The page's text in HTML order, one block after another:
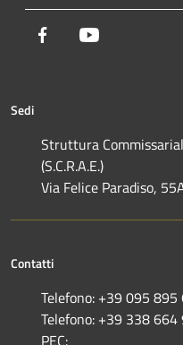
Facebook
Sedi
Struttura
(S.C.R.A.E.)
Via Felice Paradiso,
Contatti
Telefono: +39 095 895
Telefono: +39 338 664